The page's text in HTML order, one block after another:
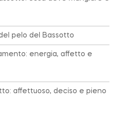
pelo del Bassotto
energia, affetto e
affettuoso, deciso e pieno